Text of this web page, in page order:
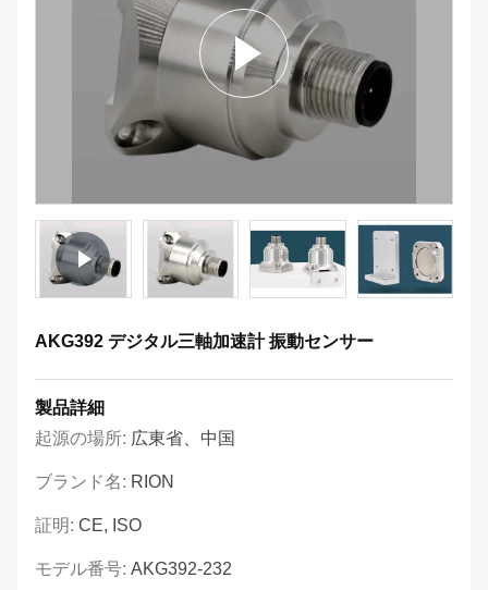
AKG392 デジタル三軸加速計 振動センサー
製品詳細
起源の場所: 広東省、中国
ブランド名: RION
証明: CE, ISO
モデル番号: AKG392-232